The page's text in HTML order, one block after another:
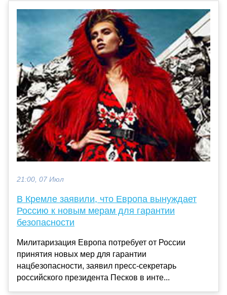
21:00, 07 Июл
В Кремле заявили, что Европа вынуждает
Россию к новым мерам для гарантии
безопасности
Милитаризация Европа потребует от России
принятия новых мер для гарантии
нацбезопасности, заявил пресс-секретарь
российского президента Песков в инте...